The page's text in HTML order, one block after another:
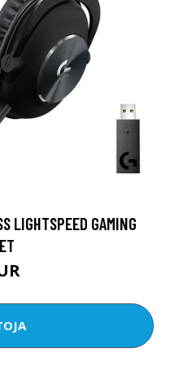
LIGHTSPEED GAMING